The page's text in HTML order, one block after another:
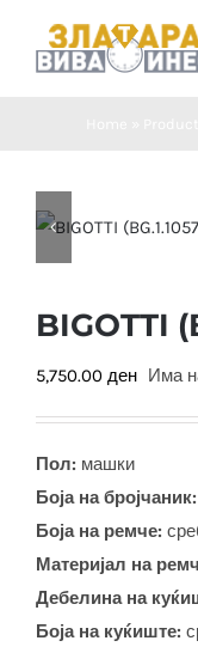
BIGOTTI
5,750.00 ден Има
Пол: машки
Боја на бројчаник:
Боја на ремче:
Материјал на
Дебелина на
Боја на куќиште: